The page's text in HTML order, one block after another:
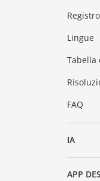
Lingue
Tabella
FAQ
IA
APP